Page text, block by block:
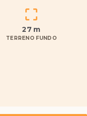
27 m
TERRENO FUNDO